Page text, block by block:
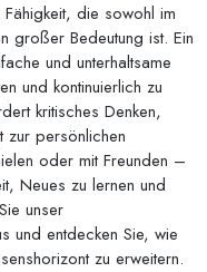
die sowohl im
großer Bedeutung ist. Ein
und unterhaltsame
und kontinuierlich zu
kritisches Denken,
zur persönlichen
oder mit Freunden –
Neues zu lernen und
unser
und entdecken Sie, wie
zu erweitern.